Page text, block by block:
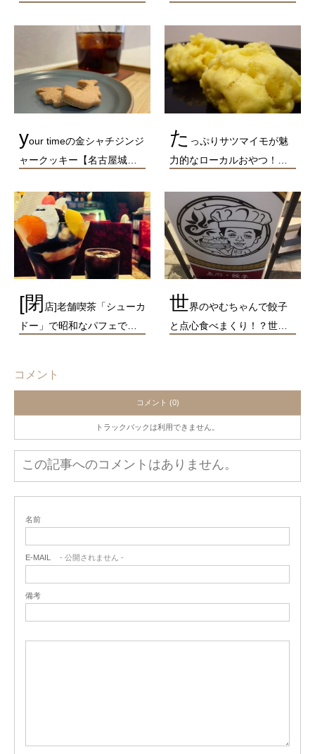
your timeの金シャチジンジ
ャークッキー【名古屋城…
た っぷりサツマイモが魅
力的なローカルおやつ！…
[閉 店]老舗喫茶「シューカ
ドー」で昭和なパフェで…
世界のやむちゃんで餃子
と点心食べまくり！？世…
コメント
コメント (0)
トラックバックは利用できません。
この記事へのコメントはありません。
名前
E-MAIL - 公開されません -
備考